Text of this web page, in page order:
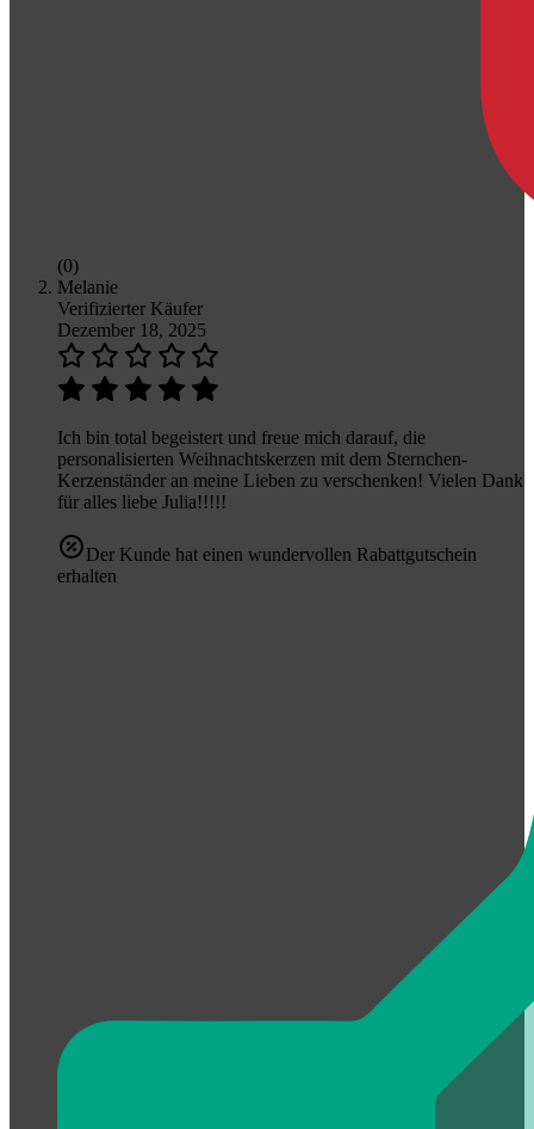
(0)
Melanie
Verifizierter Käufer
Dezember 18, 2025
Ich bin total begeistert und freue mich darauf, die
personalisierten Weihnachtskerzen mit dem Sternchen-
Kerzenständer an meine Lieben zu verschenken! Vielen Dank
für alles liebe Julia!!!!!
Der Kunde hat einen wundervollen Rabattgutschein
erhalten